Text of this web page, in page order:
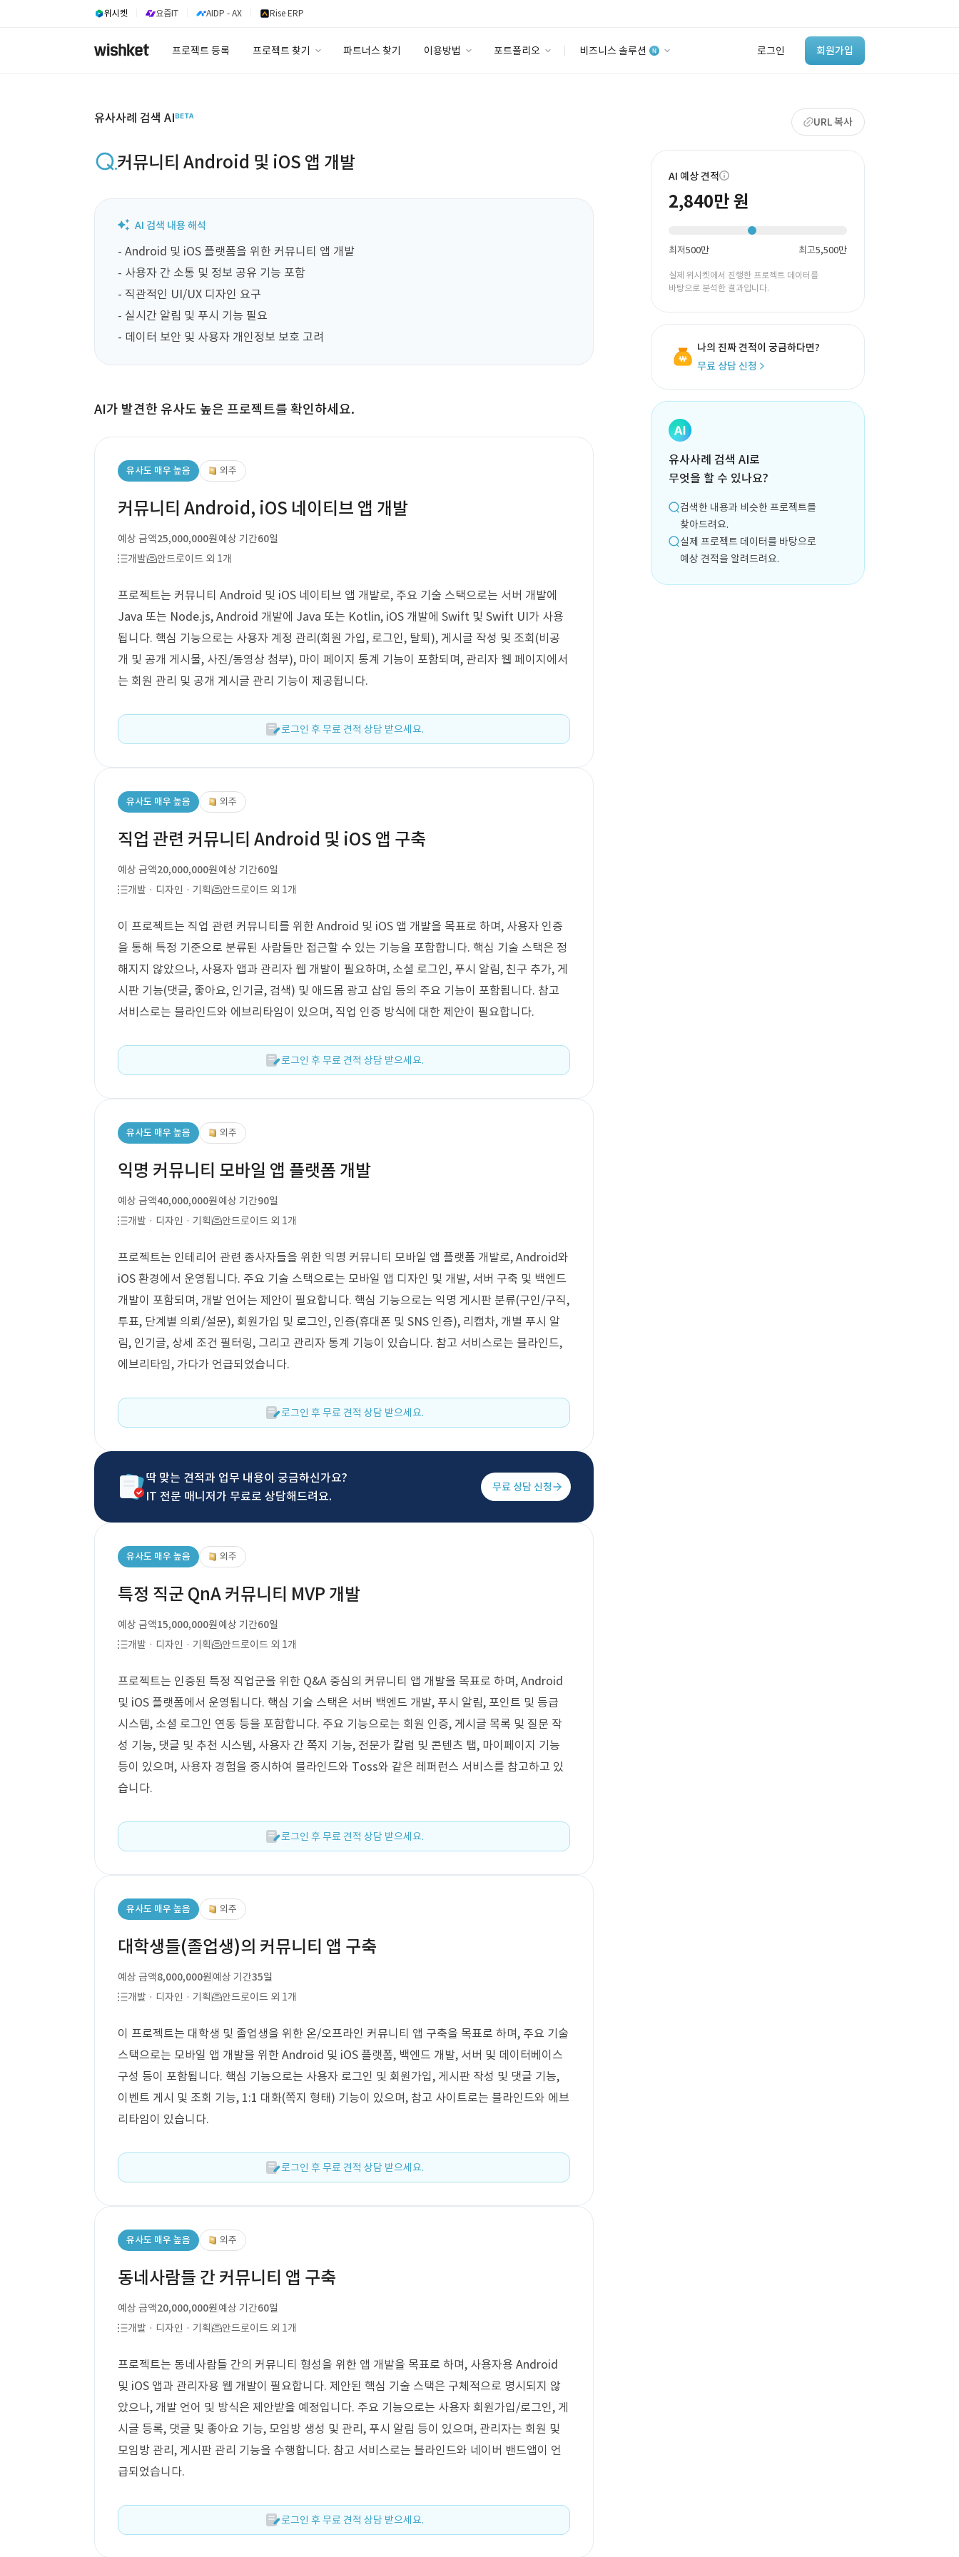
위시켓 요즘IT AIDP - AX Rise ERP
프로젝트 등록 프로젝트 찾기 파트너스 찾기 이용방법 포트폴리오 비즈니스 솔루션 로그인 회원가입
‘이런 거’ 만들어본
개발 회사 있어?
바로가기
유사사례 검색 AI URL 복사
커뮤니티 Android 및 iOS 앱 개발
- Android 및 iOS 플랫폼을 위한 커뮤니티 앱 개발
- 사용자 간 소통 및 정보 공유 기능 포함
- 직관적인 UI/UX 디자인 요구
- 실시간 알림 및 푸시 기능 필요
- 데이터 보안 및 사용자 개인정보 보호 고려
AI가 발견한 유사도 높은 프로젝트를 확인하세요.
유사도 매우 높음 외주
커뮤니티 Android, iOS 네이티브 앱 개발
예상 금액25,000,000원예상 기간60일
개발
안드로이드 외 1개
프로젝트는 커뮤니티 Android 및 iOS 네이티브 앱 개발로, 주요 기술 스택으로는 서버 개발에
Java 또는 Node.js, Android 개발에 Java 또는 Kotlin, iOS 개발에 Swift 및 Swift UI가 사용
됩니다. 핵심 기능으로는 사용자 계정 관리(회원 가입, 로그인, 탈퇴), 게시글 작성 및 조회(비공
개 및 공개 게시물, 사진/동영상 첨부), 마이 페이지 통계 기능이 포함되며, 관리자 웹 페이지에서
는 회원 관리 및 공개 게시글 관리 기능이 제공됩니다.
로그인 후 무료 견적 상담 받으세요.
유사도 매우 높음 외주
직업 관련 커뮤니티 Android 및 iOS 앱 구축
예상 금액20,000,000원예상 기간60일
개발 · 디자인 · 기획
안드로이드 외 1개
이 프로젝트는 직업 관련 커뮤니티를 위한 Android 및 iOS 앱 개발을 목표로 하며, 사용자 인증
을 통해 특정 기준으로 분류된 사람들만 접근할 수 있는 기능을 포함합니다. 핵심 기술 스택은 정
해지지 않았으나, 사용자 앱과 관리자 웹 개발이 필요하며, 소셜 로그인, 푸시 알림, 친구 추가, 게
시판 기능(댓글, 좋아요, 인기글, 검색) 및 애드몹 광고 삽입 등의 주요 기능이 포함됩니다. 참고
서비스로는 블라인드와 에브리타임이 있으며, 직업 인증 방식에 대한 제안이 필요합니다.
로그인 후 무료 견적 상담 받으세요.
유사도 매우 높음 외주
익명 커뮤니티 모바일 앱 플랫폼 개발
예상 금액40,000,000원예상 기간90일
개발 · 디자인 · 기획
안드로이드 외 1개
프로젝트는 인테리어 관련 종사자들을 위한 익명 커뮤니티 모바일 앱 플랫폼 개발로, Android와
iOS 환경에서 운영됩니다. 주요 기술 스택으로는 모바일 앱 디자인 및 개발, 서버 구축 및 백엔드
개발이 포함되며, 개발 언어는 제안이 필요합니다. 핵심 기능으로는 익명 게시판 분류(구인/구직,
투표, 단계별 의뢰/설문), 회원가입 및 로그인, 인증(휴대폰 및 SNS 인증), 리캡차, 개별 푸시 알
림, 인기글, 상세 조건 필터링, 그리고 관리자 통계 기능이 있습니다. 참고 서비스로는 블라인드,
에브리타임, 가다가 언급되었습니다.
로그인 후 무료 견적 상담 받으세요.
딱 맞는 견적과 업무 내용이 궁금하신가요?
IT 전문 매니저가 무료로 상담해드려요.
무료 상담 신청
유사도 매우 높음 외주
특정 직군 QnA 커뮤니티 MVP 개발
예상 금액15,000,000원예상 기간60일
개발 · 디자인 · 기획
안드로이드 외 1개
프로젝트는 인증된 특정 직업군을 위한 Q&A 중심의 커뮤니티 앱 개발을 목표로 하며, Android
및 iOS 플랫폼에서 운영됩니다. 핵심 기술 스택은 서버 백엔드 개발, 푸시 알림, 포인트 및 등급
시스템, 소셜 로그인 연동 등을 포함합니다. 주요 기능으로는 회원 인증, 게시글 목록 및 질문 작
성 기능, 댓글 및 추천 시스템, 사용자 간 쪽지 기능, 전문가 칼럼 및 콘텐츠 탭, 마이페이지 기능
등이 있으며, 사용자 경험을 중시하여 블라인드와 Toss와 같은 레퍼런스 서비스를 참고하고 있
습니다.
로그인 후 무료 견적 상담 받으세요.
유사도 매우 높음 외주
대학생들(졸업생)의 커뮤니티 앱 구축
예상 금액8,000,000원예상 기간35일
개발 · 디자인 · 기획
안드로이드 외 1개
이 프로젝트는 대학생 및 졸업생을 위한 온/오프라인 커뮤니티 앱 구축을 목표로 하며, 주요 기술
스택으로는 모바일 앱 개발을 위한 Android 및 iOS 플랫폼, 백엔드 개발, 서버 및 데이터베이스
구성 등이 포함됩니다. 핵심 기능으로는 사용자 로그인 및 회원가입, 게시판 작성 및 댓글 기능,
이벤트 게시 및 조회 기능, 1:1 대화(쪽지 형태) 기능이 있으며, 참고 사이트로는 블라인드와 에브
리타임이 있습니다.
로그인 후 무료 견적 상담 받으세요.
유사도 매우 높음 외주
동네사람들 간 커뮤니티 앱 구축
예상 금액20,000,000원예상 기간60일
개발 · 디자인 · 기획
안드로이드 외 1개
프로젝트는 동네사람들 간의 커뮤니티 형성을 위한 앱 개발을 목표로 하며, 사용자용 Android
및 iOS 앱과 관리자용 웹 개발이 필요합니다. 제안된 핵심 기술 스택은 구체적으로 명시되지 않
았으나, 개발 언어 및 방식은 제안받을 예정입니다. 주요 기능으로는 사용자 회원가입/로그인, 게
시글 등록, 댓글 및 좋아요 기능, 모임방 생성 및 관리, 푸시 알림 등이 있으며, 관리자는 회원 및
모임방 관리, 게시판 관리 기능을 수행합니다. 참고 서비스로는 블라인드와 네이버 밴드앱이 언
급되었습니다.
로그인 후 무료 견적 상담 받으세요.
AI 예상 견적
2,840만 원
최저500만 최고5,500만
실제 위시켓에서 진행한 프로젝트 데이터를
바탕으로 분석한 결과입니다.
나의 진짜 견적이 궁금하다면?
무료 상담 신청
유사사례 검색 AI로
무엇을 할 수 있나요?
검색한 내용과 비슷한 프로젝트를
찾아드려요.
실제 프로젝트 데이터를 바탕으로
예상 견적을 알려드려요.